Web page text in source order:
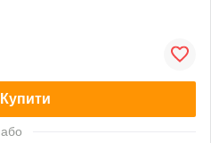
Купити
або